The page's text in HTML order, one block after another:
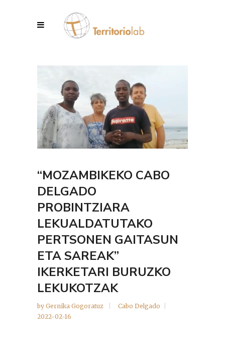
“MOZAMBIKEKO CABO
DELGADO
PROBINTZIARA
LEKUALDATUTAKO
PERTSONEN GAITASUN
ETA SAREAK”
IKERKETARI BURUZKO
LEKUKOTZAK
by Gernika Gogoratuz
Cabo Delgado
2022-02-16